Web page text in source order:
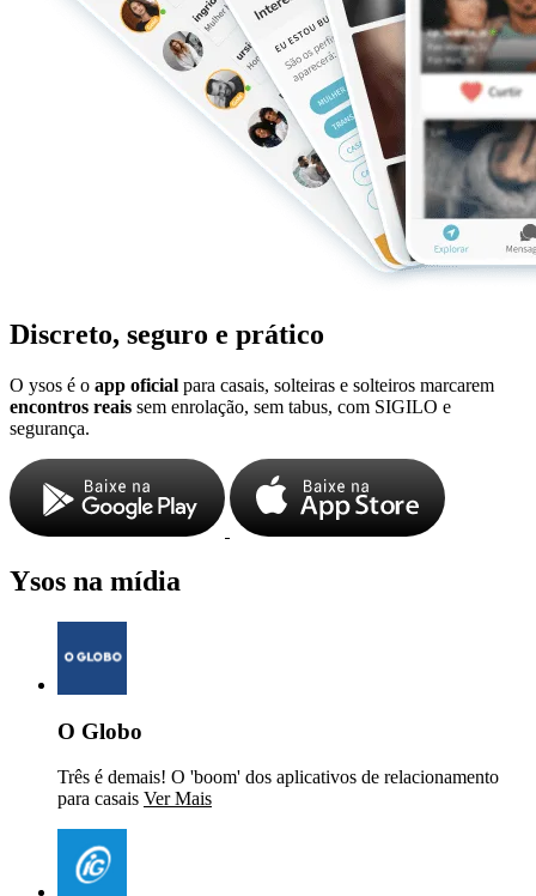
Discreto, seguro e prático
O ysos é o app oficial para casais, solteiras e solteiros marcarem
encontros reais sem enrolação, sem tabus, com SIGILO e
segurança.
Ysos na mídia
O Globo
Três é demais! O 'boom' dos aplicativos de relacionamento
para casais Ver Mais